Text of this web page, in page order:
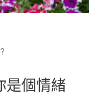
是個情緒